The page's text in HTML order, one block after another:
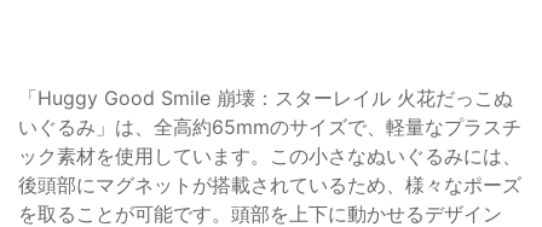
「Huggy Good Smile 崩壊：スターレイル 火花だっこぬ
いぐるみ」は、全高約65mmのサイズで、軽量なプラスチ
ック素材を使用しています。この小さなぬいぐるみには、
後頭部にマグネットが搭載されているため、様々なポーズ
を取ることが可能です。頭部を上下に動かせるデザイン